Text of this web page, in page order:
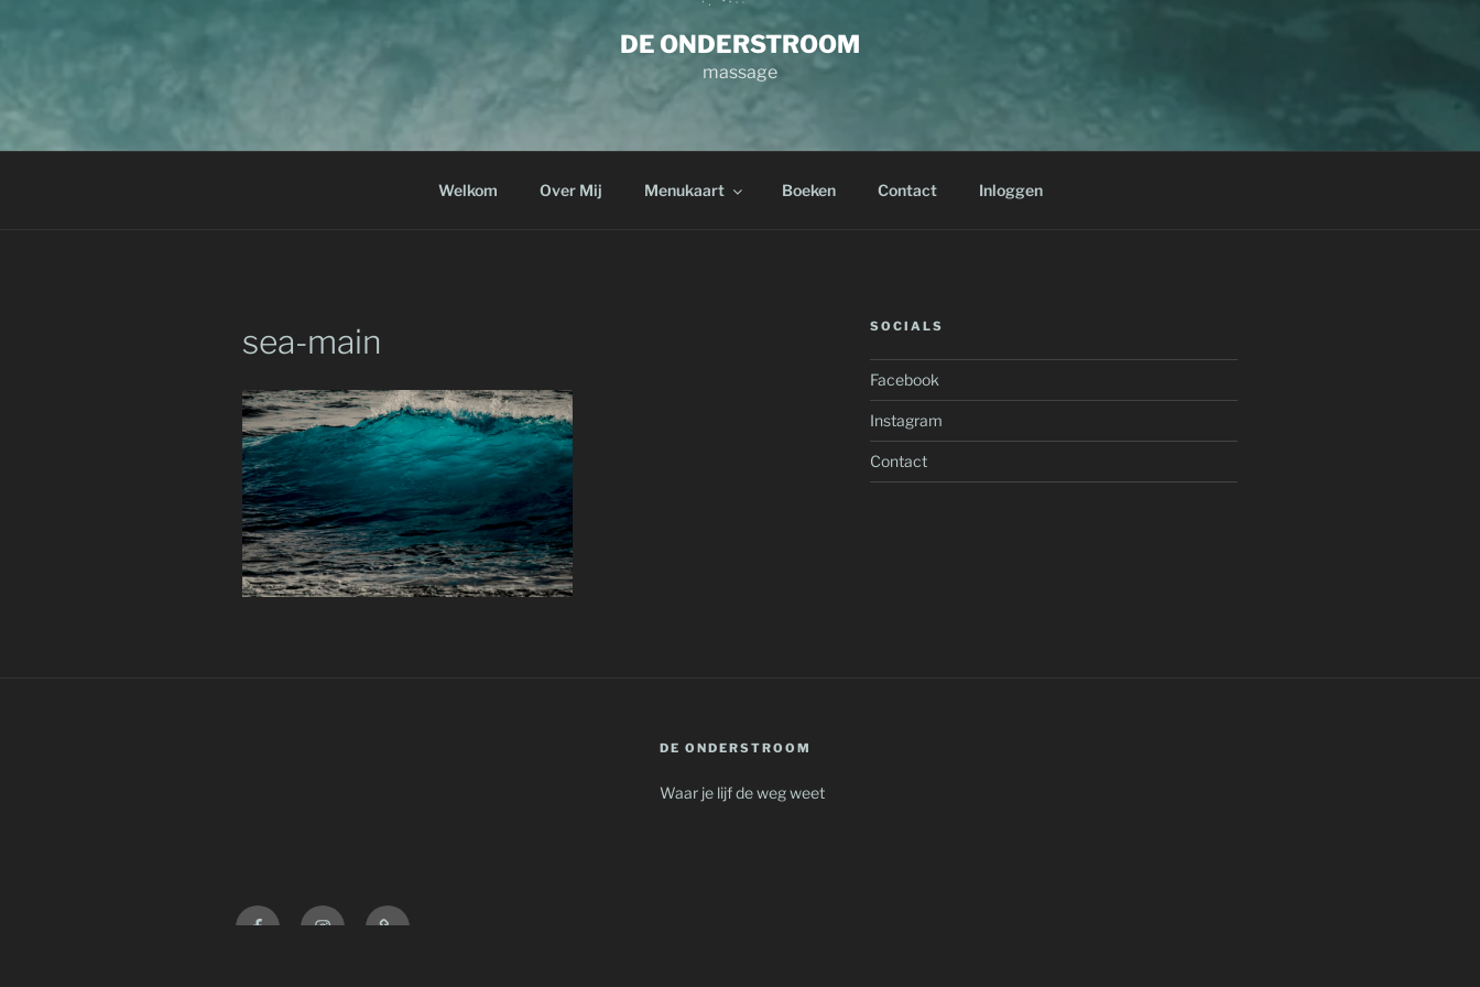
DE ONDERSTROOM
massage
Welkom Over Mij Menukaart Boeken Contact Inloggen
sea-main SOCIALS
Facebook
Instagram
Contact
DE ONDERSTROOM
Waar je lijf de weg weet
FacebookInstagramContact